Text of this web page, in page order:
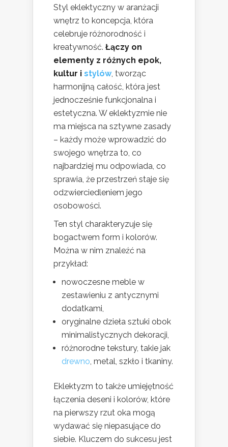
Styl eklektyczny w aranżacji
wnętrz to koncepcja, która
celebruje różnorodność i
kreatywność. Łączy on
elementy z różnych epok,
kultur i stylów, tworząc
harmonijną całość, która jest
jednocześnie funkcjonalna i
estetyczna. W eklektyzmie nie
ma miejsca na sztywne zasady
– każdy może wprowadzić do
swojego wnętrza to, co
najbardziej mu odpowiada, co
sprawia, że przestrzeń staje się
odzwierciedleniem jego
osobowości.
Ten styl charakteryzuje się
bogactwem form i kolorów.
Można w nim znaleźć na
przykład:
nowoczesne meble w
zestawieniu z antycznymi
dodatkami,
oryginalne dzieła sztuki obok
minimalistycznych dekoracji,
różnorodne tekstury, takie jak
drewno, metal, szkło i tkaniny.
Eklektyzm to także umiejętność
łączenia deseni i kolorów, które
na pierwszy rzut oka mogą
wydawać się niepasujące do
siebie. Kluczem do sukcesu jest